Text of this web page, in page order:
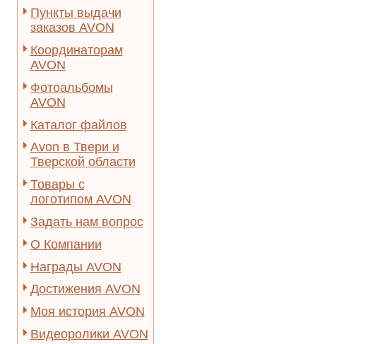
Пункты выдачи
заказов AVON
Координаторам
AVON
Фотоальбомы
AVON
Каталог файлов
Avon в Твери и
Тверской области
Товары с
логотипом AVON
Задать нам вопрос
О Компании
Награды AVON
Достижения AVON
Моя история AVON
Видеоролики AVON